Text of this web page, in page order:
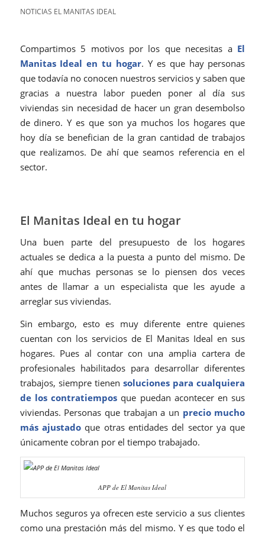
NOTICIAS EL MANITAS IDEAL
Compartimos 5 motivos por los que necesitas a El
Manitas Ideal en tu hogar. Y es que hay personas
que todavía no conocen nuestros servicios y saben que
gracias a nuestra labor pueden poner al día sus
viviendas sin necesidad de hacer un gran desembolso
de dinero. Y es que son ya muchos los hogares que
hoy día se benefician de la gran cantidad de trabajos
que realizamos. De ahí que seamos referencia en el
sector.
El Manitas Ideal en tu hogar
Una buen parte del presupuesto de los hogares
actuales se dedica a la puesta a punto del mismo. De
ahí que muchas personas se lo piensen dos veces
antes de llamar a un especialista que les ayude a
arreglar sus viviendas.
Sin embargo, esto es muy diferente entre quienes
cuentan con los servicios de El Manitas Ideal en sus
hogares. Pues al contar con una amplia cartera de
profesionales habilitados para desarrollar diferentes
trabajos, siempre tienensoluciones para cualquiera
de los contratiempos que puedan acontecer en sus
viviendas. Personas que trabajan a un precio mucho
más ajustadoque otras entidades del sector ya que
únicamente cobran por el tiempo trabajado.
APP de El Manitas Ideal
Muchos seguros ya ofrecen este servicio a sus clientes
como una prestación más del mismo. Y es que todo el